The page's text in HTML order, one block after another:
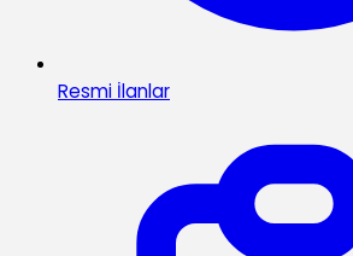
Resmi İlanlar